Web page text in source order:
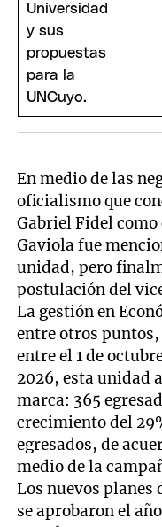
En medio de las
oficialismo que
Gabriel Fidel
Gaviola fue
unidad, pero
postulación del
La gestión en
entre otros puntos,
entre el 1 de
2026, esta unidad
marca: 365
crecimiento del
egresados, de
medio de la
Los nuevos planes
se aprobaron el